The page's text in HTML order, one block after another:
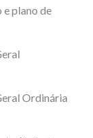
plano de
Ordinária